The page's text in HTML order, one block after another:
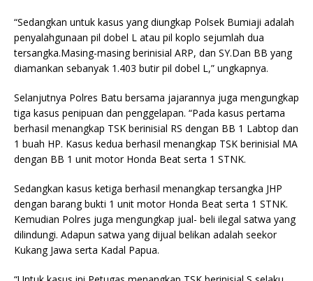
“Sedangkan untuk kasus yang diungkap Polsek Bumiaji adalah
penyalahgunaan pil dobel L atau pil koplo sejumlah dua
tersangka.Masing-masing berinisial ARP, dan SY.Dan BB yang
diamankan sebanyak 1.403 butir pil dobel L,” ungkapnya.
Selanjutnya Polres Batu bersama jajarannya juga mengungkap
tiga kasus penipuan dan penggelapan. “Pada kasus pertama
berhasil menangkap TSK berinisial RS dengan BB 1 Labtop dan
1 buah HP. Kasus kedua berhasil menangkap TSK berinisial MA
dengan BB 1 unit motor Honda Beat serta 1 STNK.
Sedangkan kasus ketiga berhasil menangkap tersangka JHP
dengan barang bukti 1 unit motor Honda Beat serta 1 STNK.
Kemudian Polres juga mengungkap jual- beli ilegal satwa yang
dilindungi. Adapun satwa yang dijual belikan adalah seekor
Kukang Jawa serta Kadal Papua.